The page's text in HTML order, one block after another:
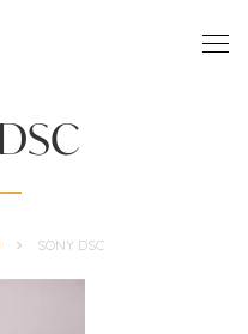
SONY DSC